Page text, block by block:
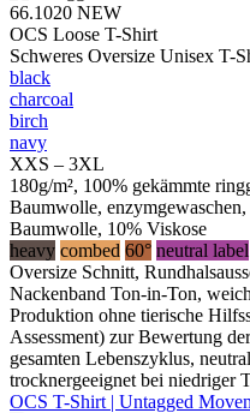
66.1020 NEW
OCS Loose T-Shirt
Schweres Oversize Unisex T-
black
charcoal
birch
navy
XXS – 3XL
180g/m², 100% gekämmte
Baumwolle,
Baumwolle, 10% Viskose
heavy combed 60° neutral label
Oversize Schnitt,
Nackenband Ton-in-Ton,
Produktion ohne tierische
Assessment) zur Bewertung
gesamten Lebenszyklus,
trocknergeeignet bei niedriger
OCS T-Shirt | Untagged